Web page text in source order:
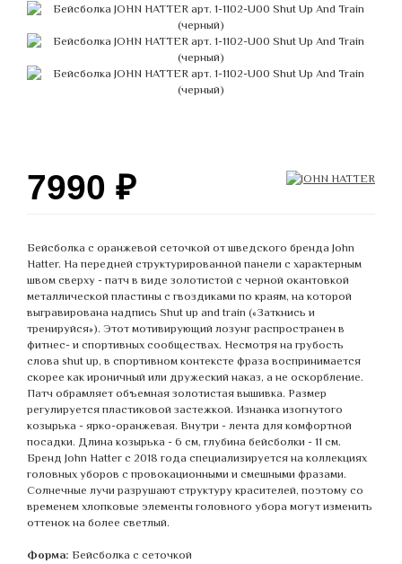
7990 ₽
Бейсболка с оранжевой сеточкой от шведского бренда John
Hatter. На передней структурированной панели с характерным
швом сверху - патч в виде золотистой с черной окантовкой
металлической пластины с гвоздиками по краям, на которой
выгравирована надпись Shut up and train («Заткнись и
тренируйся»). Этот мотивирующий лозунг распространен в
фитнес- и спортивных сообществах. Несмотря на грубость
слова shut up, в спортивном контексте фраза воспринимается
скорее как ироничный или дружеский наказ, а не оскорбление.
Патч обрамляет объемная золотистая вышивка. Размер
регулируется пластиковой застежкой. Изнанка изогнутого
козырька - ярко-оранжевая. Внутри - лента для комфортной
посадки. Длина козырька - 6 см, глубина бейсболки - 11 см.
Бренд John Hatter с 2018 года специализируется на коллекциях
головных уборов с провокационными и смешными фразами.
Солнечные лучи разрушают структуру красителей, поэтому со
временем хлопковые элементы головного убора могут изменить
оттенок на более светлый.
Форма: Бейсболка с сеточкой